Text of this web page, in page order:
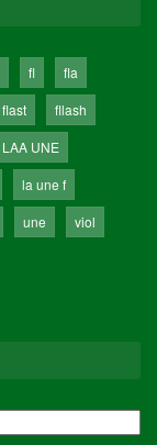
fl
fla
flast
fllash
LAA UNE
la une f
une
viol